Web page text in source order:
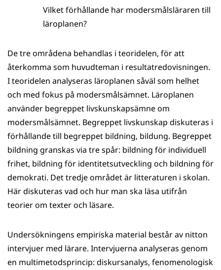
Vilket förhållande har modersmålsläraren till
läroplanen?
De tre områdena behandlas i teoridelen, för att
återkomma som huvudteman i resultatredovisningen.
I teoridelen analyseras läroplanen såväl som helhet
och med fokus på modersmålsämnet. Läroplanen
använder begreppet livskunskapsämne om
modersmålsämnet. Begreppet livskunskap diskuteras i
förhållande till begreppet bildning, bildung. Begreppet
bildning granskas via tre spår: bildning för individuell
frihet, bildning för identitetsutveckling och bildning för
demokrati. Det tredje området är litteraturen i skolan.
Här diskuteras vad och hur man ska läsa utifrån
teorier om texter och läsare.
Undersökningens empiriska material består av nitton
intervjuer med lärare. Intervjuerna analyseras genom
en multimetodsprincip: diskursanalys, fenomenologisk